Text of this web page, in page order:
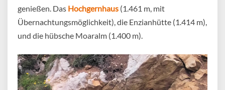
genießen. Das Hochgernhaus (1.461 m, mit
Übernachtungsmöglichkeit), die Enzianhütte (1.414 m),
und die hübsche Moaralm (1.400 m).